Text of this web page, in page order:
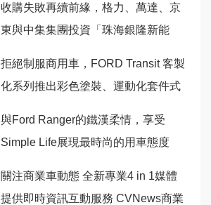
收購失敗再續前緣，格力、萬達、京
東與中集集團投資「珠海銀隆新能
拒絕制服商用車，FORD Transit 客製
化系列推出彩色塗裝、運動化套件式
與Ford Ranger的鐵漢柔情，享受
Simple Life展現最時尚的用車態度
關注商業車動態 全新專業4 in 1媒體
提供即時資訊互動服務 CVNews商業